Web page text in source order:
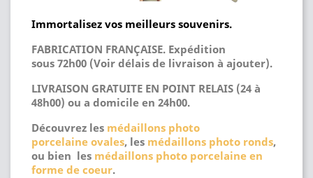
Immortalisez vos meilleurs souvenirs.
FABRICATION FRANÇAISE. Expédition
sous 72h00 (Voir délais de livraison à ajouter).
LIVRAISON GRATUITE EN POINT RELAIS (24 à
48h00) ou a domicile en 24h00.
Découvrez les médaillons photo
porcelaine ovales, les médaillons photo ronds,
ou bien les médaillons photo porcelaine en
forme de coeur.